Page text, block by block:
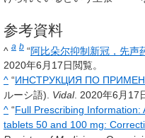
参考資料
^ a b “阿比朵尔抑制新冠，先声
2020年6月17日閲覧。
^ “ИНСТРУКЦИЯ ПО
ルーシ語). Vidal. 2020年6月17
^ “Full Prescribing
tablets 50 and 100 mg: